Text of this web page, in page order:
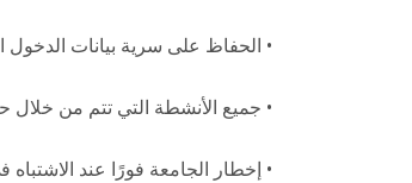
• الحفاظ على سرية بيانات الدخول
• جميع الأنشطة التي تتم من خلال
• إخطار الجامعة فورًا عند